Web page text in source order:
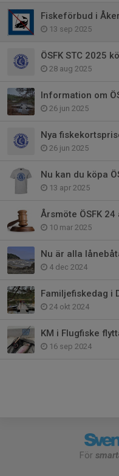
Fiskeförbud i
13 sep 2025
ÖSFK STC 2025
28 aug 2025
Information om
26 jun 2025
Nya
26 jun 2025
Nu kan du köpa
13 apr 2025
Årsmöte ÖSFK
10 mar 2025
4 dec 2024
Familjefiskedag i
24 okt 2024
KM i Flugfiske
16 sep 2024
För